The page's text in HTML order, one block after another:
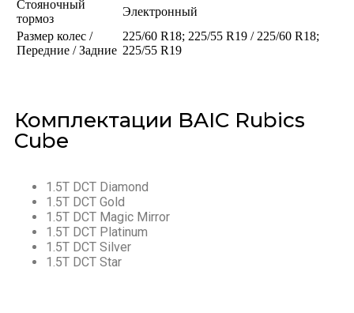
Стояночный
тормоз
Электронный
Размер колес /
Передние / Задние
225/60 R18; 225/55 R19 / 225/60 R18;
225/55 R19
Комплектации BAIC Rubics
Cube
1.5T DCT Diamond
1.5T DCT Gold
1.5T DCT Magic Mirror
1.5T DCT Platinum
1.5T DCT Silver
1.5T DCT Star